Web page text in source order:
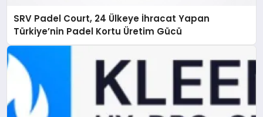
SRV Padel Court, 24 Ülkeye İhracat Yapan
Türkiye’nin Padel Kortu Üretim Gücü